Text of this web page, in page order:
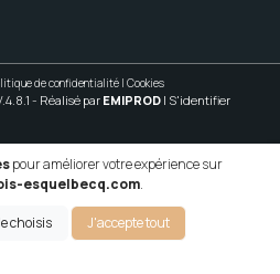
de confidentialité | Cookies
- Réalisé par EMIPROD | S'identifier
pour améliorer votre expérience sur
esquelbecq.com.
choisis J'accepte tout